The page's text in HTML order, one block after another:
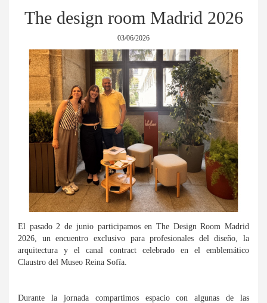
The design room Madrid 2026
03/06/2026
El pasado 2 de junio participamos en The Design Room Madrid
2026, un encuentro exclusivo para profesionales del diseño, la
arquitectura y el canal contract celebrado en el emblemático
Claustro del Museo Reina Sofía.
Durante la jornada compartimos espacio con algunas de las